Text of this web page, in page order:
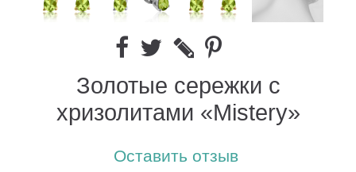
Золотые сережки c
хризолитами «Mistery»
Оставить отзыв